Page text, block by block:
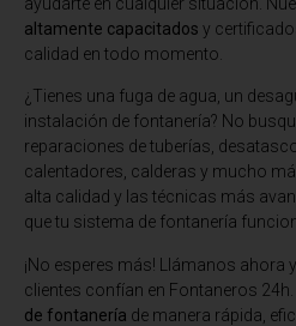
altamente capacitados y
calidad en todo momento.
¿Tienes una fuga de agua, un
instalación de fontanería? No
reparaciones de tuberías,
calentadores, calderas y mucho
alta calidad y las técnicas más
que tu sistema de fontanería
¡No esperes más! Llámanos ahora
clientes confían en Fontaneros
de fontanería de manera rápida,